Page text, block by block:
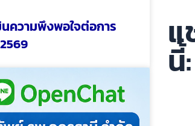
ความพึงพอใจต่อการ
แ
นี้: